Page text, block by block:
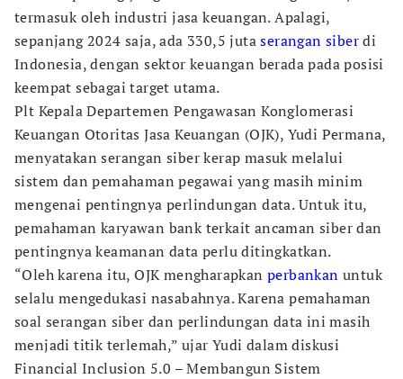
termasuk oleh industri jasa keuangan. Apalagi,
sepanjang 2024 saja, ada 330,5 jutaserangan siberdi
Indonesia, dengan sektor keuangan berada pada posisi
keempat sebagai target utama.
Plt Kepala Departemen Pengawasan Konglomerasi
Keuangan Otoritas Jasa Keuangan (OJK), Yudi Permana,
menyatakan serangan siber kerap masuk melalui
sistem dan pemahaman pegawai yang masih minim
mengenai pentingnya perlindungan data. Untuk itu,
pemahaman karyawan bank terkait ancaman siber dan
pentingnya keamanan data perlu ditingkatkan.
“Oleh karena itu, OJK mengharapkan perbankan untuk
selalu mengedukasi nasabahnya. Karena pemahaman
soal serangan siber dan perlindungan data ini masih
menjadi titik terlemah,” ujar Yudi dalam diskusi
Financial Inclusion 5.0 – Membangun Sistem